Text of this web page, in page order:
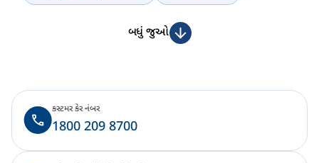
બધું જુઓ
1800 209 8700
કસ્ટમર કેર નંબર